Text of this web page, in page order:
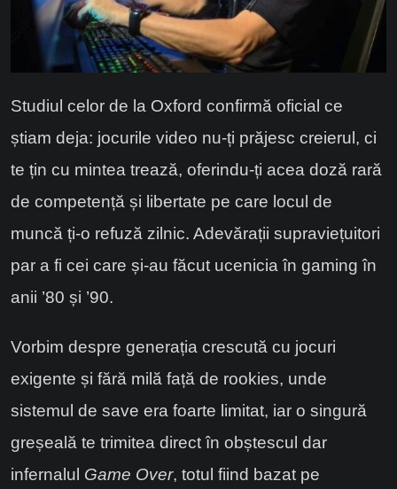
Studiul celor de la Oxford confirmă oficial ce
știam deja: jocurile video nu-ți prăjesc creierul, ci
te țin cu mintea trează, oferindu-ți acea doză rară
de competență și libertate pe care locul de
muncă ți-o refuză zilnic. Adevărații supraviețuitori
par a fi cei care și-au făcut ucenicia în gaming în
anii ’80 și ’90.
Vorbim despre generația crescută cu jocuri
exigente și fără milă față de rookies, unde
sistemul de save era foarte limitat, iar o singură
greșeală te trimitea direct în obștescul dar
infernalul Game Over, totul fiind bazat pe